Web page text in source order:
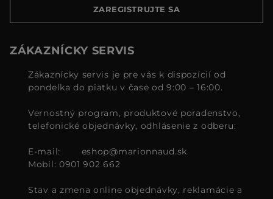
ZAREGISTRUJTE SA
ZÁKAZNÍCKY SERVIS
Zákaznícky servis je pre vás k dispozícií od
pondelka do piatku v čase od 9:00 – 16:00.
Vernostný program, produktové poradenstvo,
telefonické objednávky, odhlásenie z odberu:
E-mail:
eshop@marionnaud.sk
Mobil: 0901 902 662
Stav a zmena online objednávky, reklamácie a